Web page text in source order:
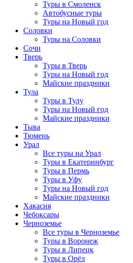
Туры в Смоленск
Автобусные туры
Туры на Новый год
Соловки
Туры на Соловки
Сочи
Тверь
Туры в Тверь
Туры на Новый год
Майские праздники
Тула
Туры в Тулу
Туры на Новый год
Майские праздники
Тыва
Тюмень
Урал
Все туры на Урал
Туры в Екатеринбург
Туры в Пермь
Туры в Уфу
Туры на Новый год
Майские праздники
Хакасия
Чебоксары
Черноземье
Все туры в Черноземье
Туры в Воронеж
Туры в Липецк
Туры в Орёл